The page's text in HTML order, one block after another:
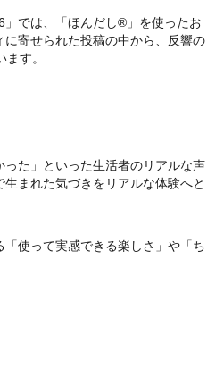
では、「ほんだし®」を使ったお
寄せられた投稿の中から、反響の
す。
た」といった生活者のリアルな声
まれた気づきをリアルな体験へと
使って実感できる楽しさ」や「ち